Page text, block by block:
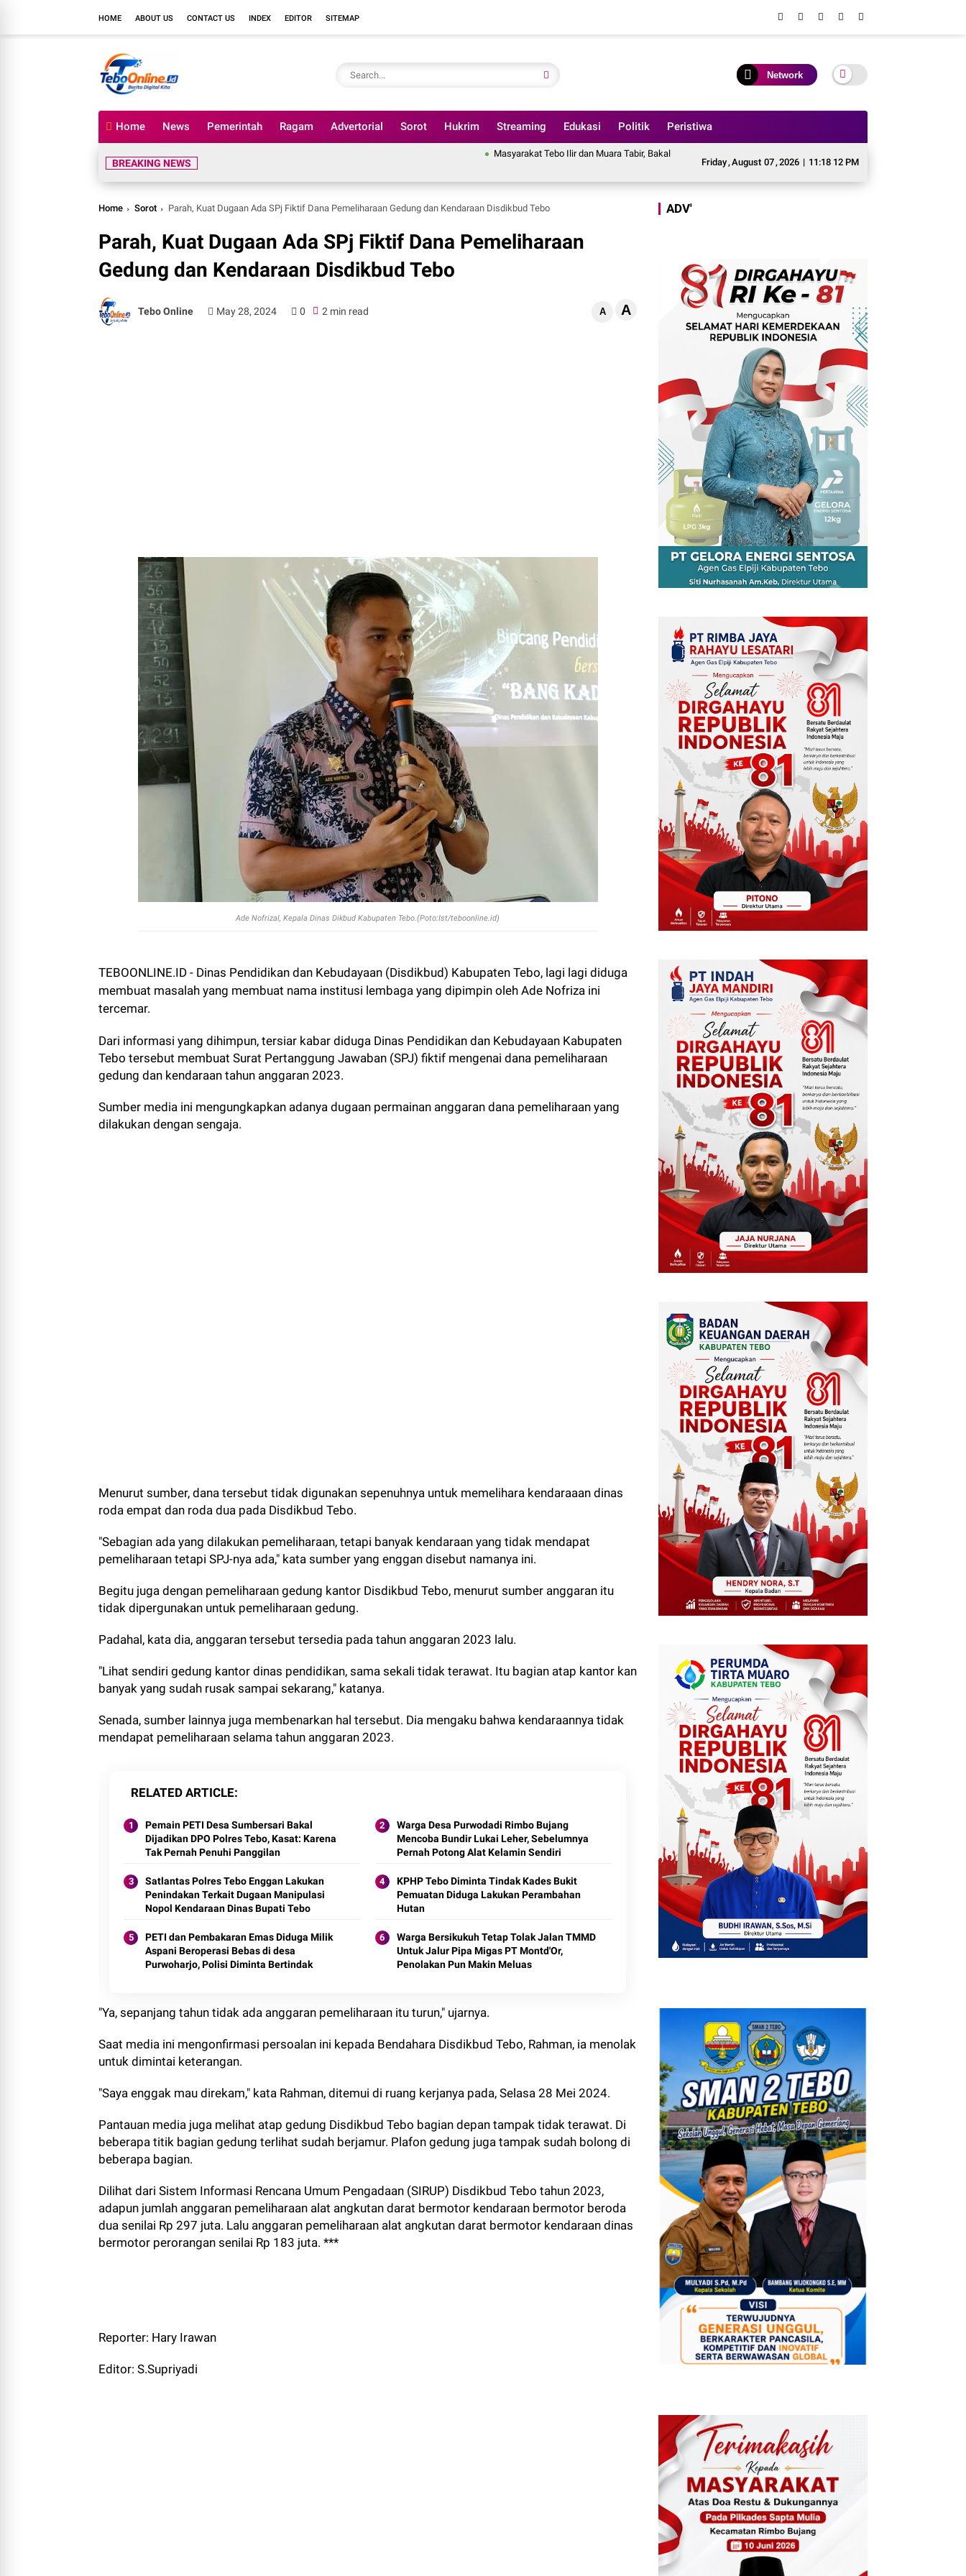
HOME ABOUT US CONTACT US INDEX EDITOR SITEMAP
Network
Home News Pemerintah Ragam Advertorial Sorot Hukrim Streaming Edukasi Politik Peristiwa
Friday,August 07,2026 | 11:18 14 PM
BREAKING NEWS
Masyarakat Tebo Ilir dan Muara Tabir, Bakal Gelar Aksi Besar - besaran Imbas Jalan Simpang Betung - Pintas Tak Dianggarkan di
Home Sorot Parah, Kuat Dugaan Ada SPj Fiktif Dana Pemeliharaan Gedung dan Kendaraan Disdikbud Tebo
Parah, Kuat Dugaan Ada SPj Fiktif Dana Pemeliharaan
Gedung dan Kendaraan Disdikbud Tebo
Tebo Online May 28, 2024 0 2 min read A A
Ade Nofrizal, Kepala Dinas Dikbud Kabupaten Tebo.(Poto:Ist/teboonline.id)
TEBOONLINE.ID - Dinas Pendidikan dan Kebudayaan (Disdikbud) Kabupaten Tebo, lagi lagi diduga
membuat masalah yang membuat nama institusi lembaga yang dipimpin oleh Ade Nofriza ini
tercemar.
Dari informasi yang dihimpun, tersiar kabar diduga Dinas Pendidikan dan Kebudayaan Kabupaten
Tebo tersebut membuat Surat Pertanggung Jawaban (SPJ) fiktif mengenai dana pemeliharaan
gedung dan kendaraan tahun anggaran 2023.
Sumber media ini mengungkapkan adanya dugaan permainan anggaran dana pemeliharaan yang
dilakukan dengan sengaja.
Menurut sumber, dana tersebut tidak digunakan sepenuhnya untuk memelihara kendaraaan dinas
roda empat dan roda dua pada Disdikbud Tebo.
"Sebagian ada yang dilakukan pemeliharaan, tetapi banyak kendaraan yang tidak mendapat
pemeliharaan tetapi SPJ-nya ada," kata sumber yang enggan disebut namanya ini.
Begitu juga dengan pemeliharaan gedung kantor Disdikbud Tebo, menurut sumber anggaran itu
tidak dipergunakan untuk pemeliharaan gedung.
Padahal, kata dia, anggaran tersebut tersedia pada tahun anggaran 2023 lalu.
"Lihat sendiri gedung kantor dinas pendidikan, sama sekali tidak terawat. Itu bagian atap kantor kan
banyak yang sudah rusak sampai sekarang," katanya.
Senada, sumber lainnya juga membenarkan hal tersebut. Dia mengaku bahwa kendaraannya tidak
mendapat pemeliharaan selama tahun anggaran 2023.
RELATED ARTICLE
Pemain PETI Desa Sumbersari Bakal
Dijadikan DPO Polres Tebo, Kasat: Karena
Tak Pernah Penuhi Panggilan
Warga Desa Purwodadi Rimbo Bujang
Mencoba Bundir Lukai Leher, Sebelumnya
Pernah Potong Alat Kelamin Sendiri
Satlantas Polres Tebo Enggan Lakukan
Penindakan Terkait Dugaan Manipulasi
Nopol Kendaraan Dinas Bupati Tebo
KPHP Tebo Diminta Tindak Kades Bukit
Pemuatan Diduga Lakukan Perambahan
Hutan
PETI dan Pembakaran Emas Diduga Milik
Aspani Beroperasi Bebas di desa
Purwoharjo, Polisi Diminta Bertindak
Warga Bersikukuh Tetap Tolak Jalan TMMD
Untuk Jalur Pipa Migas PT Montd'Or,
Penolakan Pun Makin Meluas
"Ya, sepanjang tahun tidak ada anggaran pemeliharaan itu turun," ujarnya.
Saat media ini mengonfirmasi persoalan ini kepada Bendahara Disdikbud Tebo, Rahman, ia menolak
untuk dimintai keterangan.
"Saya enggak mau direkam," kata Rahman, ditemui di ruang kerjanya pada, Selasa 28 Mei 2024.
Pantauan media juga melihat atap gedung Disdikbud Tebo bagian depan tampak tidak terawat. Di
beberapa titik bagian gedung terlihat sudah berjamur. Plafon gedung juga tampak sudah bolong di
beberapa bagian.
Dilihat dari Sistem Informasi Rencana Umum Pengadaan (SIRUP) Disdikbud Tebo tahun 2023,
adapun jumlah anggaran pemeliharaan alat angkutan darat bermotor kendaraan bermotor beroda
dua senilai Rp 297 juta. Lalu anggaran pemeliharaan alat angkutan darat bermotor kendaraan dinas
bermotor perorangan senilai Rp 183 juta. ***
Reporter: Hary Irawan
Editor: S.Supriyadi
ADV'